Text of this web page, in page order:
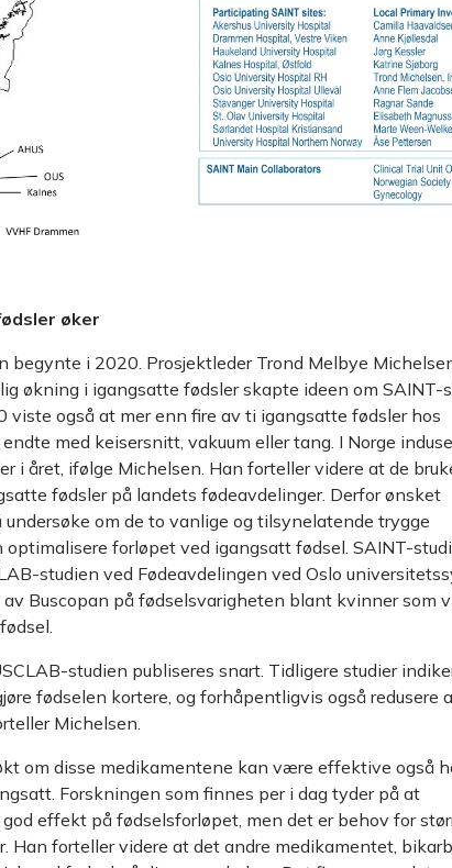
øker
begynte i 2020. Prosjektleder Trond Melbye
økning i igangsatte fødsler skapte ideen om SAINT-
viste også at mer enn fire av ti igangsatte fødsler hos
med keisersnitt, vakuum eller tang. I Norge
i året, ifølge Michelsen. Han forteller videre at de
fødsler på landets fødeavdelinger. Derfor ønsket
om de to vanlige og tilsynelatende trygge
forløpet ved igangsatt fødsel. SAINT-
studien ved Fødeavdelingen ved Oslo
Buscopan på fødselsvarigheten blant kvinner som
studien publiseres snart. Tidligere studier
fødselen kortere, og forhåpentligvis også redusere
Michelsen.
om disse medikamentene kan være effektive også
Forskningen som finnes per i dag tyder på at
effekt på fødsels­forløpet, men det er behov for
Han forteller videre at det andre medikamentet,